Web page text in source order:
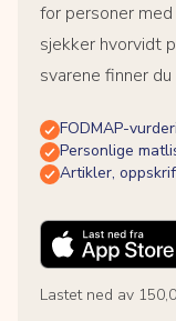
for personer
sjekker hvorvidt
svarene finner du
FODMAP-
Personlige
Artikler,
Lastet ned av